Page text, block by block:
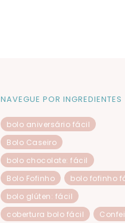
NAVEGUE POR INGREDIENTES
bolo aniversário fácil
Bolo Caseiro
bolo chocolate: fácil
Bolo Fofinho
bolo fofinho
bolo glúten: fácil
cobertura bolo fácil